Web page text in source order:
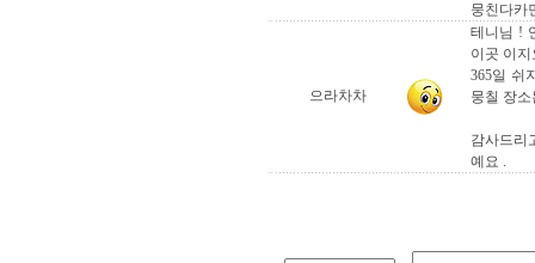
뭉친다카
으라차차
테니님 !
이곳 이
365일 쉬
뭉칠 장
감사드리
예요 .